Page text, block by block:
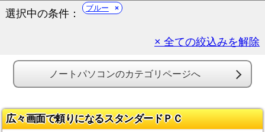
選択中の条件： ブルー
× 全ての絞込みを解除
ノートパソコンのカテゴリページへ
広々画面で頼りになるスタンダードＰＣ